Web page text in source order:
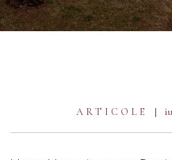
ARTICOLE